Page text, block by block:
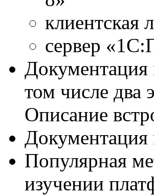
клиентская
сервер
том числе два
Описание
Популярная
изучении